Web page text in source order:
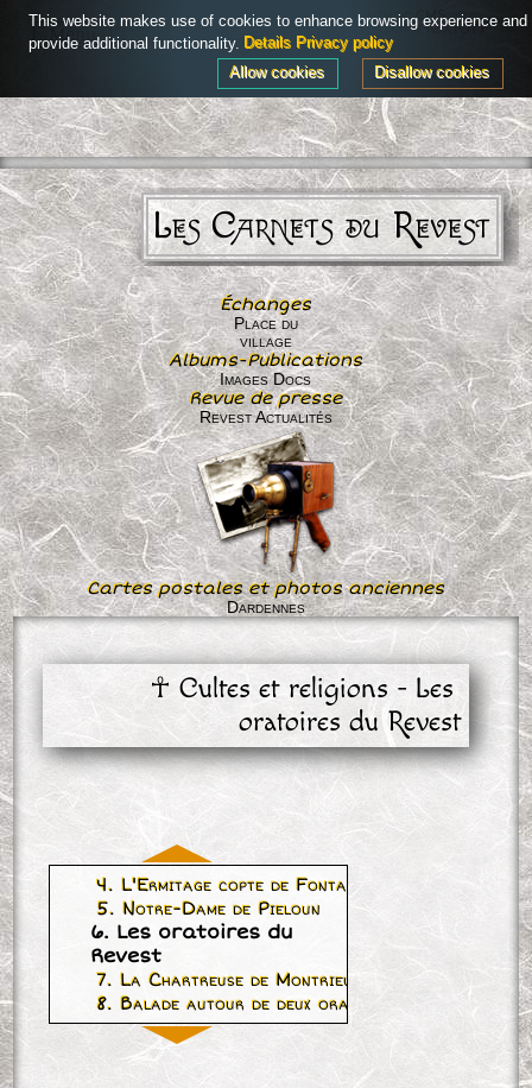
Menu
Les Carnets du Revest
Connexion
Place du
village
Échanges
Images Docs
Albums-Publications
Revest Actualités
Revue de presse
Dardennes
Cartes postales et photos anciennes
☥ Cultes et religions - Les
oratoires du Revest
4. L'Ermitage copte de Fontanieu
5. Notre-Dame de Pieloun
6. Les oratoires du
Revest
7. La Chartreuse de Montrieux et Le Revest-les-
8. Balade autour de deux oratoires
Powered byAdHoc CMS
This website makes use of cookies to enhance browsing experience and
provide additional functionality. Details Privacy policy
Disallow cookies
Allow cookies